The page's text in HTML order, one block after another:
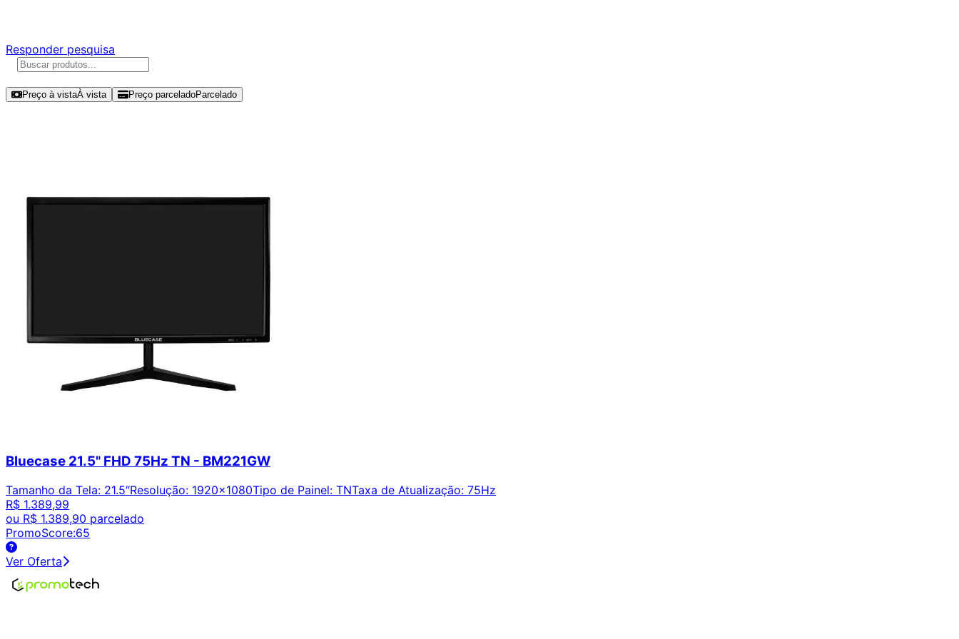
Responder pesquisa
Preço à vistaÀ vista Preço parceladoParcelado
Bluecase 21.5" FHD 75Hz TN - BM221GW
Tamanho da Tela: 21.5″Resolução: 1920x1080Tipo de Painel: TNTaxa de Atualização: 75Hz
R$ 1.389,99
ou R$ 1.389,90 parcelado
PromoScore:65
Ver Oferta